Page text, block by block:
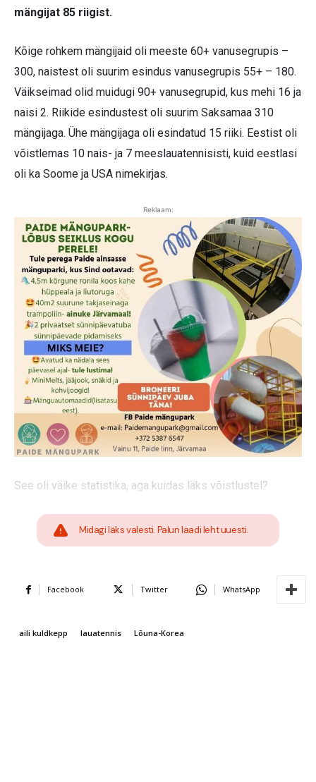
mängijat 85 riigist.
Kõige rohkem mängijaid oli meeste 60+ vanusegrupis –
300, naistest oli suurim esindus vanusegrupis 55+ – 180.
Väikseimad olid muidugi 90+ vanusegrupid, kus mehi 16 ja
naisi 2. Riikide esindustest oli suurim Saksamaa 310
mängijaga. Ühe mängijaga oli esindatud 15 riiki. Eestist oli
võistlemas 10 nais- ja 7 meeslauatennisisti, kuid eestlasi
oli ka Soome ja USA nimekirjas.
Reklaam:
See oli väike statistika, aga kuidas läks võistlustel?
Midagi läks valesti. Palun laadi leht uuesti.
Facebook Twitter WhatsApp
aili kuldkepp lauatennis Lõuna-Korea